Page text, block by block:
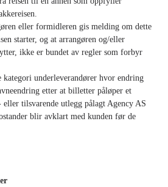
eller formidleren gis melding om dette
starter, og at arrangøren og/eller
ikke er bundet av regler som forbyr
underleverandører hvor endring
etter at billetter påløper et
tilsvarende utlegg pålagt Agency AS
blir avklart med kunden før de